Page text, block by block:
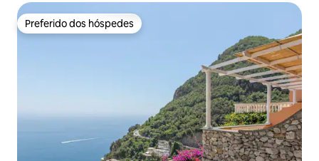
Preferido dos hóspedes
Preferido dos hóspedes